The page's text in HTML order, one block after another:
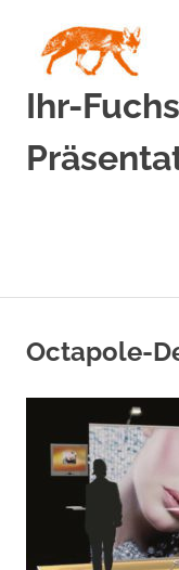
springen
Ihr-
Octapole-